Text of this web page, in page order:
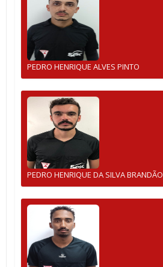
PEDRO HENRIQUE ALVES PINTO
PEDRO HENRIQUE DA SILVA BRANDÃO